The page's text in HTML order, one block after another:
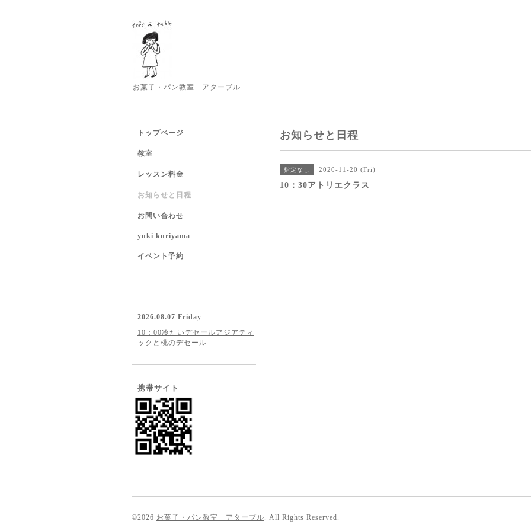
お菓子・パン教室 アターブル
お知らせと日程
指定なし 2020-11-20 (Fri)
10：30アトリエクラス
トップページ
教室
レッスン料金
お知らせと日程
お問い合わせ
yuki kuriyama
イベント予約
2026.08.07 Friday
10：00冷たいデセールアジアティ
ックと桃のデセール
携帯サイト
©2026 お菓子・パン教室 アターブル. All Rights Reserved.